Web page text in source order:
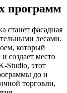
программ
станет фасадная
лесами.
который
создает место
Studio, этот
до и
торговли,